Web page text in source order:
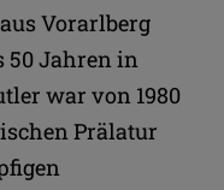
Vorarlberg
50 Jahren in
war von 1980
Prälatur